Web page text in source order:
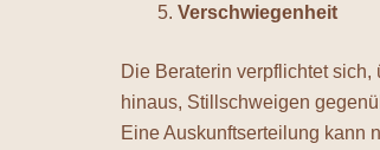
Verschwiegenheit
Die Beraterin verpflichtet
hinaus, Stillschweigen
Eine Auskunftserteilung kann